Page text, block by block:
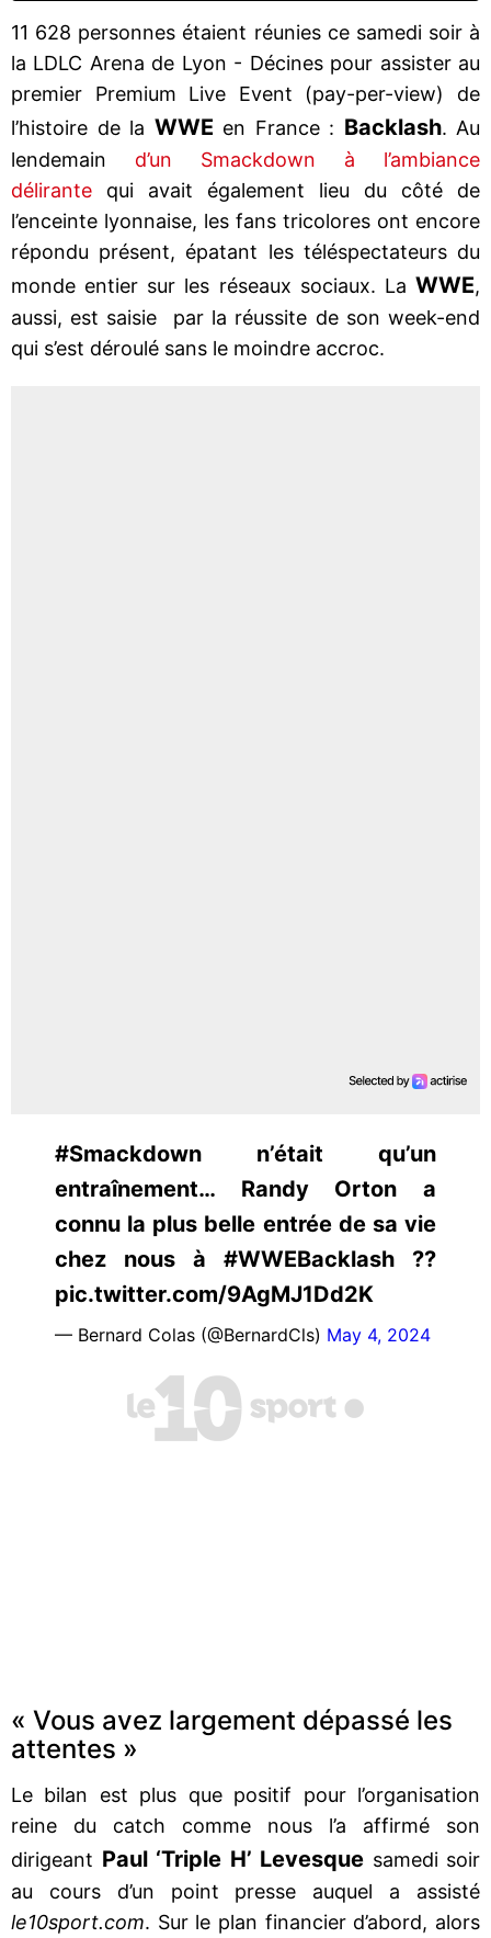
11 628 personnes étaient réunies ce samedi soir à
la LDLC Arena de Lyon - Décines pour assister au
premier Premium Live Event (pay-per-view) de
l’histoire de la WWE en France : Backlash. Au
lendemain d’un Smackdown à l’ambiance
délirante qui avait également lieu du côté de
l’enceinte lyonnaise, les fans tricolores ont encore
répondu présent, épatant les téléspectateurs du
monde entier sur les réseaux sociaux. La WWE,
aussi, est saisie par la réussite de son week-end
qui s’est déroulé sans le moindre accroc.
#Smackdown n’était qu’un
entraînement… Randy Orton a
connu la plus belle entrée de sa vie
chez nous à #WWEBacklash ??
pic.twitter.com/9AgMJ1Dd2K
— Bernard Colas (@BernardCls) May 4, 2024
« Vous avez largement dépassé les
attentes »
Le bilan est plus que positif pour l’organisation
reine du catch comme nous l’a affirmé son
dirigeant Paul ‘Triple H’ Levesque samedi soir
au cours d’un point presse auquel a assisté
le10sport.com. Sur le plan financier d’abord, alors